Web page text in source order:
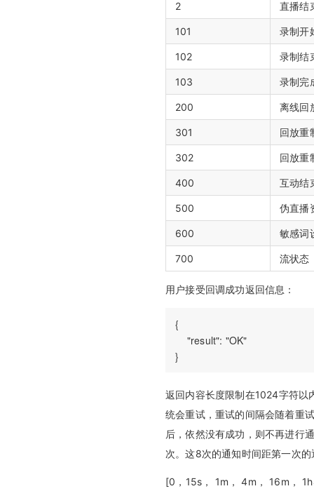
2 直播结
101 录制开
102 录制结
103 录制完
200 离线回
301 回放重
302 回放重
400 互动结
500 伪直播
600 敏感词
700 流状态
用户接受回调成功返回信息：
{
    "result": "OK"
返回内容长度限制在1024字符以
统会重试，重试的间隔会随着重
后，依然没有成功，则不再进行
次。这8次的通知时间距第一次
[0，15s， 1m， 4m， 16m，